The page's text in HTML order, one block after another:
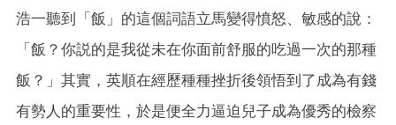
浩一聽到「飯」的這個詞語立馬變得憤怒、敏感的說：
「飯？你説的是我從未在你面前舒服的吃過一次的那種
飯？」其實，英順在經歷種種挫折後領悟到了成為有錢
有勢人的重要性，於是便全力逼迫兒子成為優秀的檢察